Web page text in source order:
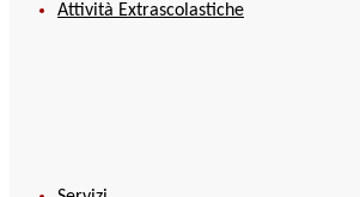
Attività Extrascolastiche